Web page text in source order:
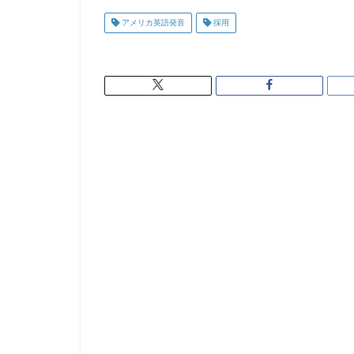
How many resumes
アメリカ英語発音 採用